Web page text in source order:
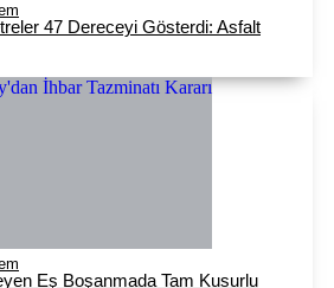
47 Dereceyi Gösterdi: Asfalt
Eş Boşanmada Tam Kusurlu